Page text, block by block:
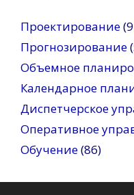
Проектирование
Прогнозирование
Объемное
Календарное
Диспетчерское
Оперативное
Обучение(86)